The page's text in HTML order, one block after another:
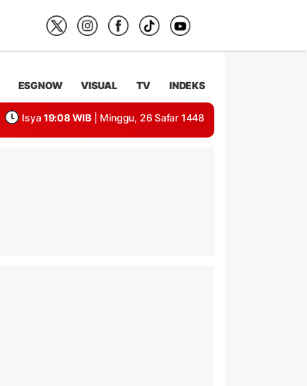
ESGNOW VISUAL TV INDEKS
Isya 19:08 WIB | Minggu, 26 Safar 1448